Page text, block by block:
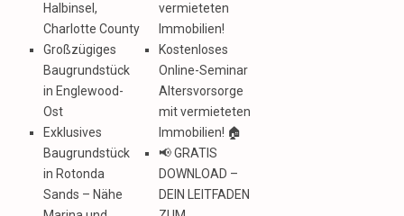
Halbinsel,
Charlotte County
Großzügiges
Baugrundstück
in Englewood-
Ost
Exklusives
Baugrundstück
in Rotonda
Sands – Nähe
vermieteten
Immobilien!
Kostenloses
Online-Seminar
Altersvorsorge
mit vermieteten
Immobilien! 🏠
📢 GRATIS
DOWNLOAD –
DEIN LEITFADEN